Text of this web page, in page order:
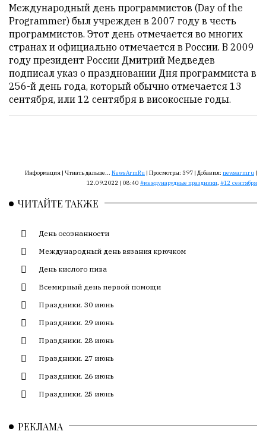
Пользователей:
0
НАШИ
ПРАВИЛА
Тонкие
обновляется
с
трудом,
но
душой.
не
лезет
тексты,
не
кромсает
не
Международный день программистов (Day of the
Programmer) был учрежден в 2007 году в честь
программистов. Этот день отмечается во многих
странах и официально отмечается в России. В 2009
году президент России Дмитрий Медведев
подписал указ о праздновании Дня программиста в
256-й день года, который обычно отмечается 13
сентября, или 12 сентября в високосные годы.
Информация | Чтиать дальше... NewsArmRu | Просмотры: 397 | Добавил: newsarmru |
12.09.2022 | 08:40
междунарудные праздники, 12 сентября
ЧИТАЙТЕ ТАКЖЕ
День осознанности
Международный день вязания крючком
День кислого пива
Всемирный день первой помощи
Праздники. 30 июнь
Праздники. 29 июнь
Праздники. 28 июнь
Праздники. 27 июнь
Праздники. 26 июнь
Праздники. 25 июнь
РЕКЛАМА